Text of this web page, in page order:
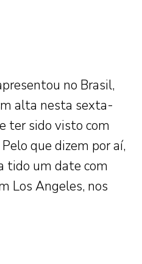
no Brasil,
alta nesta sexta-
ter sido visto com
que dizem por aí,
tido um date com
Los Angeles, nos